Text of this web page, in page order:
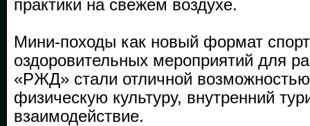
практики на свежем воздухе.
Мини-походы как новый формат
оздоровительных мероприятий для
«РЖД» стали отличной
физическую культуру, внутренний
взаимодействие.